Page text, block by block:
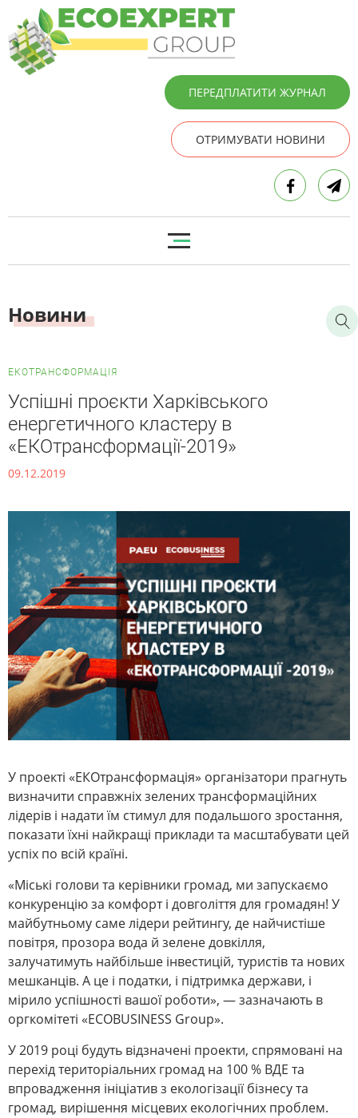
ПЕРЕДПЛАТИТИ ЖУРНАЛ
ОТРИМУВАТИ НОВИНИ
Новини
ЕКОТРАНСФОРМАЦІЯ
Успішні проєкти Харківського
енергетичного кластеру в
«ЕКОтрансформації-2019»
09.12.2019
У проекті «ЕКОтрансформація» організатори прагнуть
визначити справжніх зелених трансформаційних
лідерів і надати їм стимул для подальшого зростання,
показати їхні найкращі приклади та масштабувати цей
успіх по всій країні.
«Міські голови та керівники громад, ми запускаємо
конкуренцію за комфорт і довголіття для громадян! У
майбутньому саме лідери рейтингу, де найчистіше
повітря, прозора вода й зелене довкілля,
залучатимуть найбільше інвестицій, туристів та нових
мешканців. А це і податки, і підтримка держави, і
мірило успішності вашої роботи», — зазначають в
оргкомітеті «ECOBUSINESS Group».
У 2019 році будуть відзначені проекти, спрямовані на
перехід територіальних громад на 100 % ВДЕ та
впровадження ініціатив з екологізації бізнесу та
громад, вирішення місцевих екологічних проблем.